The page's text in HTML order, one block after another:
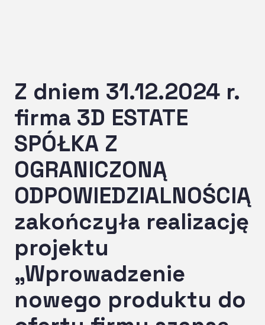
Z dniem 31.12.2024 r.
firma 3D ESTATE
SPÓŁKA Z
OGRANICZONĄ
ODPOWIEDZIALNOŚCIĄ
zakończyła realizację
projektu
„Wprowadzenie
nowego produktu do